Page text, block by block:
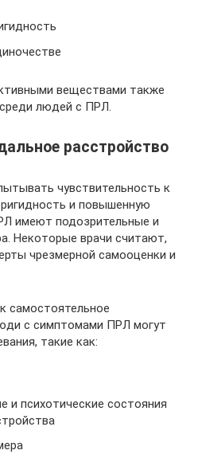
веществами также
людей с ПРЛ.
расстройство
чувствительность к
и повышенную
имеют подозрительные и
Некоторые врачи считают,
чрезмерной самооценки и
самостоятельное
с симптомами ПРЛ могут
такие как:
и психотические состояния